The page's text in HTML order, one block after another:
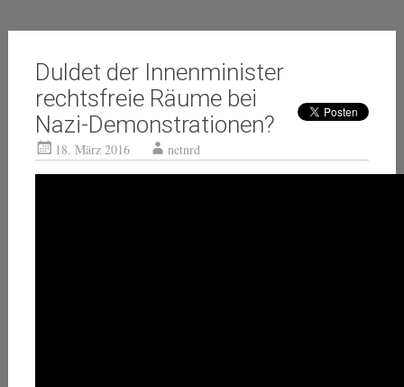
Duldet der Innenminister
rechtsfreie Räume bei
Nazi-Demonstrationen?
18. März 2016 netnrd